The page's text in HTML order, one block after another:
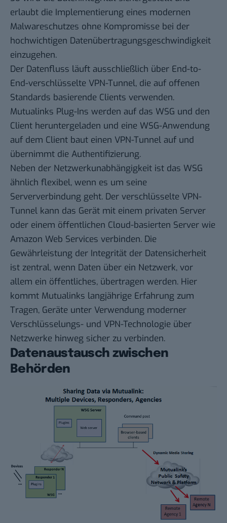
erlaubt die Implementierung eines modernen
Malwareschutzes ohne Kompromisse bei der
hochwichtigen Datenübertragungsgeschwindigkeit
einzugehen.
Der Datenfluss läuft ausschließlich über End-to-
End-verschlüsselte VPN-Tunnel, die auf offenen
Standards basierende Clients verwenden.
Mutualinks Plug-Ins werden auf das WSG und den
Client heruntergeladen und eine WSG-Anwendung
auf dem Client baut einen VPN-Tunnel auf und
übernimmt die Authentifizierung.
Neben der Netzwerkunabhängigkeit ist das WSG
ähnlich flexibel, wenn es um seine
Serververbindung geht. Der verschlüsselte VPN-
Tunnel kann das Gerät mit einem privaten Server
oder einem öffentlichen Cloud-basierten Server wie
Amazon Web Services verbinden. Die
Gewährleistung der Integrität der Datensicherheit
ist zentral, wenn Daten über ein Netzwerk, vor
allem ein öffentliches, übertragen werden. Hier
kommt Mutualinks langjährige Erfahrung zum
Tragen, Geräte unter Verwendung moderner
Verschlüsselungs- und VPN-Technologie über
Netzwerke hinweg sicher zu verbinden.
Datenaustausch zwischen
Behörden